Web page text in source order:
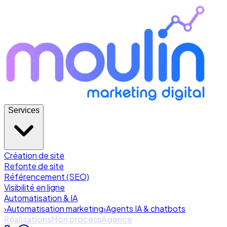
Services
Création de site
Refonte de site
Référencement (SEO)
Visibilité en ligne
Automatisation & IA
›Automatisation marketing›Agents IA & chatbots
RéalisationsMon processAgence